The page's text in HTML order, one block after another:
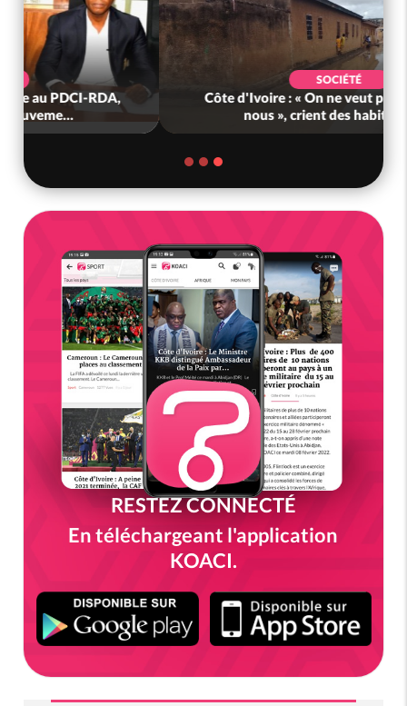
Côte d'Ivoire : « On ne veut pas mourir chez
nous », crient des habitants d...
RESTEZ CONNECTÉ
En téléchargeant l'application
KOACI.